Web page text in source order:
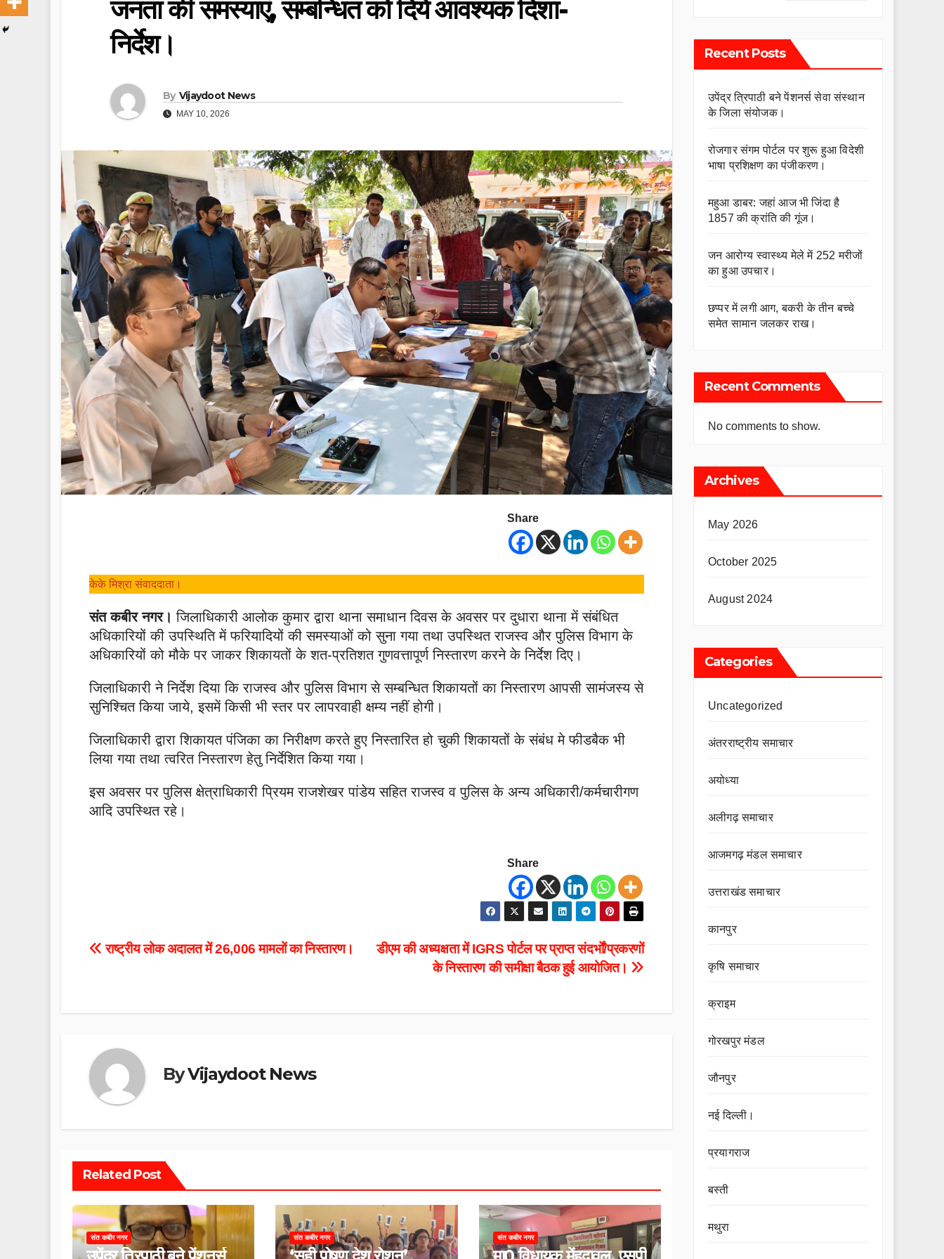
जनता की समस्याएं, सम्बन्धित को दिये आवश्यक दिशा-
निर्देश।
By Vijaydoot News
MAY 10, 2026
Share
केके मिश्रा संवाददाता।
संत कबीर नगर।जिलाधिकारी आलोक कुमार द्वारा थाना समाधान दिवस के अवसर पर दुधारा थाना में संबंधित
अधिकारियों की उपस्थिति में फरियादियों की समस्याओं को सुना गया तथा उपस्थित राजस्व और पुलिस विभाग के
अधिकारियों को मौके पर जाकर शिकायतों के शत-प्रतिशत गुणवत्तापूर्ण निस्तारण करने के निर्देश दिए।
जिलाधिकारी ने निर्देश दिया कि राजस्व और पुलिस विभाग से सम्बन्धित शिकायतों का निस्तारण आपसी सामंजस्य से
सुनिश्चित किया जाये, इसमें किसी भी स्तर पर लापरवाही क्षम्य नहीं होगी।
जिलाधिकारी द्वारा शिकायत पंजिका का निरीक्षण करते हुए निस्तारित हो चुकी शिकायतों के संबंध मे फीडबैक भी
लिया गया तथा त्वरित निस्तारण हेतु निर्देशित किया गया।
इस अवसर पर पुलिस क्षेत्राधिकारी प्रियम राजशेखर पांडेय सहित राजस्व व पुलिस के अन्य अधिकारी/कर्मचारीगण
आदि उपस्थित रहे।
Share
Post
डीएम की अध्यक्षता में IGRS पोर्टल पर प्राप्त संदर्भों/प्रकरणों
के निस्तारण की समीक्षा बैठक हुई आयोजित।
राष्ट्रीय लोक अदालत में 26,006 मामलों का निस्तारण।
ByVijaydoot News
Related Post
संत कबीर नगर संत कबीर नगर संत कबीर नगर
Recent Posts
उपेंद्र त्रिपाठी बने पेंशनर्स सेवा संस्थान
के जिला संयोजक।
रोजगार संगम पोर्टल पर शुरू हुआ विदेशी
भाषा प्रशिक्षण का पंजीकरण।
महुआ डाबर: जहां आज भी जिंदा है
1857 की क्रांति की गूंज।
जन आरोग्य स्वास्थ्य मेले में 252 मरीजों
का हुआ उपचार।
छप्पर में लगी आग, बकरी के तीन बच्चे
समेत सामान जलकर राख।
Recent Comments
No comments to show.
Archives
May 2026
October 2025
August 2024
Categories
Uncategorized
अंतरराष्ट्रीय समाचार
अयोध्या
अलीगढ़ समाचार
आजमगढ़ मंडल समाचार
उत्तराखंड समाचार
कानपुर
कृषि समाचार
क्राइम
गोरखपुर मंडल
जौनपुर
नई दिल्ली।
प्रयागराज
बस्ती
मथुरा